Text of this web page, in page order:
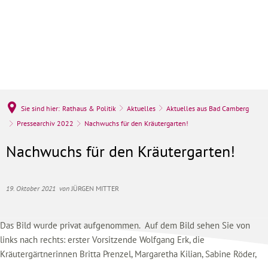
Sie sind hier: Rathaus & Politik Aktuelles
Aktuelles aus Bad Camberg
Pressearchiv 2022
Nachwuchs für den Kräutergarten!
Nachwuchs für den Kräutergarten!
19. Oktober 2021 vonJÜRGEN MITTER
Das Bild wurde privat aufgenommen. Auf dem Bild sehen Sie von
links nach rechts: erster Vorsitzende Wolfgang Erk, die
Kräutergärtnerinnen Britta Prenzel, Margaretha Kilian, Sabine Röder,